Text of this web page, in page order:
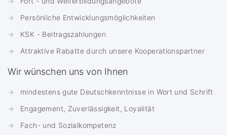
Persönliche Entwicklungsmöglichkeiten
KSK - Beitragszahlungen
Attraktive Rabatte durch unsere Kooperationspartner
Wir wünschen uns von Ihnen
mindestens gute Deutschkenntnisse in Wort und Schrift
Engagement, Zuverlässigkeit, Loyalität
Fach- und Sozialkompetenz